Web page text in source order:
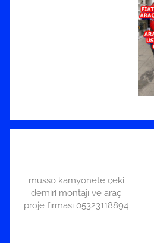
musso kamyonete çeki
demiri montajı ve araç
proje firması 05323118894